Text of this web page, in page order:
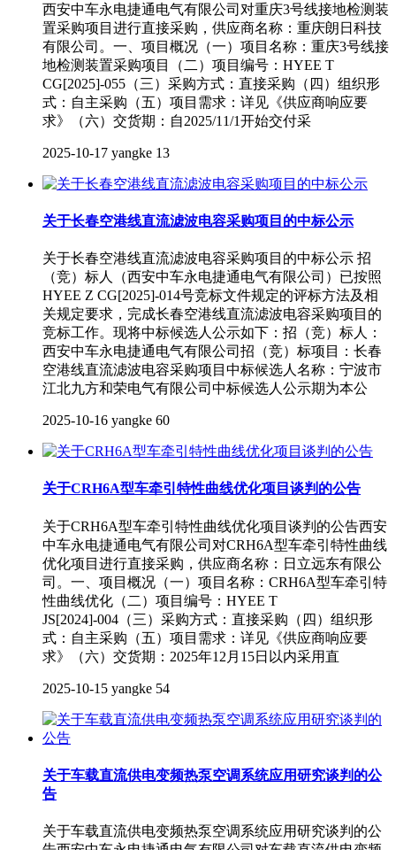
西安中车永电捷通电气有限公司对重庆3号线接地检测装
置采购项目进行直接采购，供应商名称：重庆朗日科技
有限公司。一、项目概况（一）项目名称：重庆3号线接
地检测装置采购项目（二）项目编号：HYEE T
CG[2025]-055（三）采购方式：直接采购（四）组织形
式：自主采购（五）项目需求：详见《供应商响应要
求》（六）交货期：自2025/11/1开始交付采
2025-10-17 yangke 13
关于长春空港线直流滤波电容采购项目的中标公示
关于长春空港线直流滤波电容采购项目的中标公示 招
（竞）标人（西安中车永电捷通电气有限公司）已按照
HYEE Z CG[2025]-014号竞标文件规定的评标方法及相
关规定要求，完成长春空港线直流滤波电容采购项目的
竞标工作。现将中标候选人公示如下：招（竞）标人：
西安中车永电捷通电气有限公司招（竞）标项目：长春
空港线直流滤波电容采购项目中标候选人名称：宁波市
江北九方和荣电气有限公司中标候选人公示期为本公
2025-10-16 yangke 60
关于CRH6A型车牵引特性曲线优化项目谈判的公告
关于CRH6A型车牵引特性曲线优化项目谈判的公告西安
中车永电捷通电气有限公司对CRH6A型车牵引特性曲线
优化项目进行直接采购，供应商名称：日立远东有限公
司。一、项目概况（一）项目名称：CRH6A型车牵引特
性曲线优化（二）项目编号：HYEE T
JS[2024]-004（三）采购方式：直接采购（四）组织形
式：自主采购（五）项目需求：详见《供应商响应要
求》（六）交货期：2025年12月15日以内采用直
2025-10-15 yangke 54
关于车载直流供电变频热泵空调系统应用研究谈判的公
告
关于车载直流供电变频热泵空调系统应用研究谈判的公